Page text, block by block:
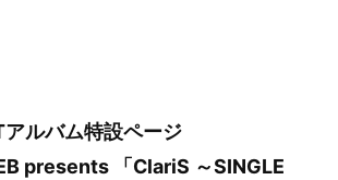
ルバム特設ページ
presents 「ClariS ～SINGLE